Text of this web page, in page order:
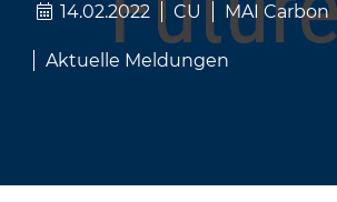
14.02.2022 CU MAI Carbon
Aktuelle Meldungen